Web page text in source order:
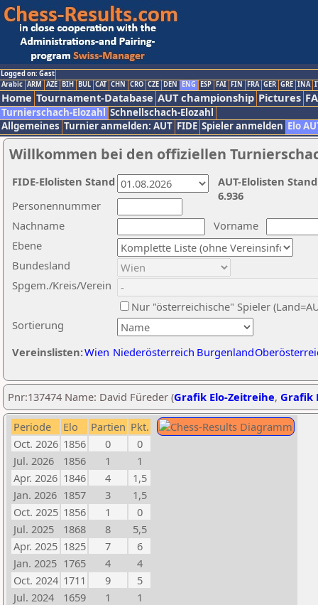
Logged on: Gast
Arabic ARM AZE BIH BUL CAT CHN CRO CZE DEN ENG ESP FAI FIN FRA GER GRE INA
Home Tournament-Database AUT championship Pictures
Turnierschach-Elozahl Schnellschach-Elozahl
Allgemeines Turnier anmelden: AUT FIDE Spieler anmelden Elo
Willkommen bei den offiziellen
Nachname
Vorname
Ebene
Sortierung
Personennummer
Bundesland
Spgem./Kreis/Verein
Nur "österreichische" Spieler
Vereinslisten:Wien Niederösterreich Burgenland
AUT-Elolisten
6.936
FIDE-Elolisten Stand
Pnr:137474 Name: David Füreder (Grafik Elo-Zeitreihe, Grafik
Periode Elo Partien Pkt.
Oct. 2026 1856 0
0
Jul. 2026
1856 1
1
Apr. 2026 1846 4
1,5
Jan. 2026 1857 3
1,5
Oct. 2025 1856 1
0
Jul. 2025
1868 8
5,5
Apr. 2025 1825 7
6
Jan. 2025 1765 4
4
Oct. 2024 1711 9
5
Jul. 2024
1659 1
1